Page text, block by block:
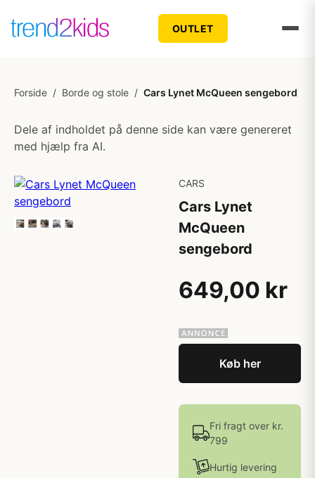
OUTLET
Forside / Borde og stole / Cars Lynet McQueen sengebord
Dele af indholdet på denne side kan være genereret
med hjælp fra AI.
CARS
Cars Lynet
McQueen
sengebord
649,00 kr
Køb her
Fri fragt over kr.
799
Hurtig levering